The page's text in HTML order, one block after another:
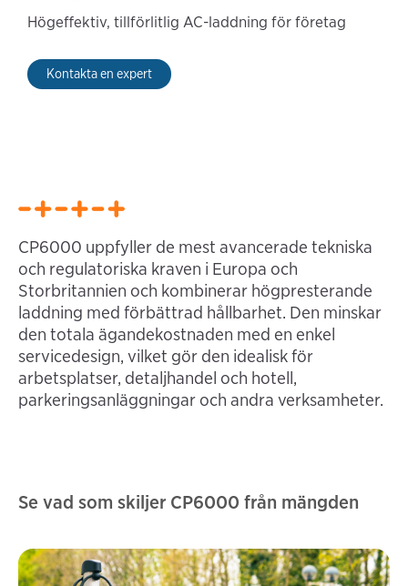
Högeffektiv, tillförlitlig AC-laddning för företag
Kontakta en expert
CP6000 uppfyller de mest avancerade tekniska
och regulatoriska kraven i Europa och
Storbritannien och kombinerar högpresterande
laddning med förbättrad hållbarhet. Den minskar
den totala ägandekostnaden med en enkel
servicedesign, vilket gör den idealisk för
arbetsplatser, detaljhandel och hotell,
parkeringsanläggningar och andra verksamheter.
Se vad som skiljer CP6000 från mängden